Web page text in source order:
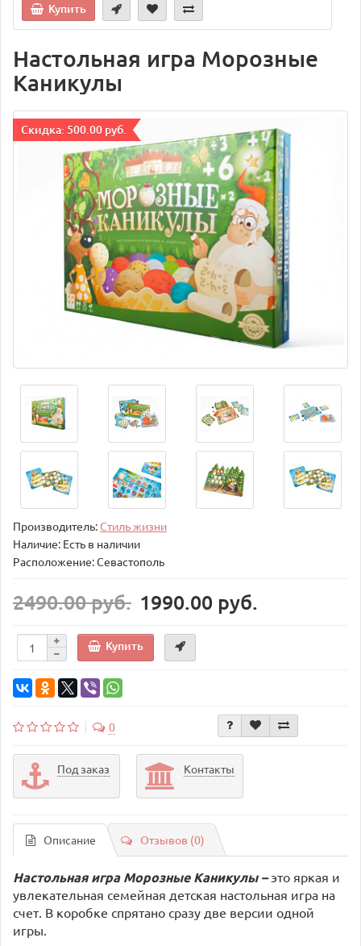
Купить
Настольная игра Морозные
Каникулы
Cкидка: 500.00 руб.
Производитель: Стиль жизни
Наличие: Есть в наличии
Расположение: Севастополь
2490.00 руб. 1990.00 руб.
Купить
0
Под заказ Контакты
Описание Отзывов (0)
Настольная играМорозные Каникулы–это яркая и
увлекательная семейная детская настольная игра на
счет. В коробке спрятано сразу две версии одной
игры.